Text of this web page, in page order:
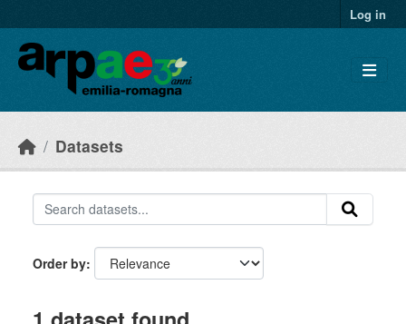
Log in
Datasets
Order by